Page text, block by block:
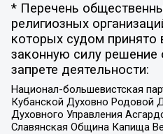
* Перечень
религиозных
которых судом принято
законную силу решение
запрете деятельности:
Национал-большевистская
Кубанской Духовно Родовой
Духовного Управления
Славянская Община Капища